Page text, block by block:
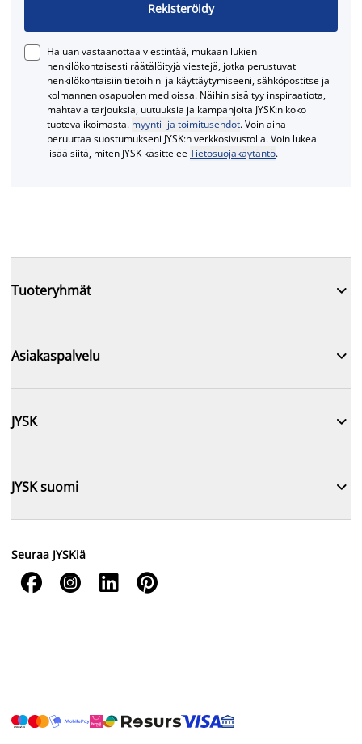
Rekisteröidy
Haluan vastaanottaa viestintää, mukaan lukien
henkilökohtaisesti räätälöityjä viestejä, jotka perustuvat
henkilökohtaisiin tietoihini ja käyttäytymiseeni, sähköpostitse ja
kolmannen osapuolen medioissa. Näihin sisältyy inspiraatiota,
mahtavia tarjouksia, uutuuksia ja kampanjoita JYSK:n koko
tuotevalikoimasta. myynti- ja toimitusehdot. Voin aina
peruuttaa suostumukseni JYSK:n verkkosivustolla. Voin lukea
lisää siitä, miten JYSK käsitteleeTietosuojakäytäntö.
Tuoteryhmät 
Asiakaspalvelu 
JYSK 
JYSK suomi 
Seuraa JYSKiä
   